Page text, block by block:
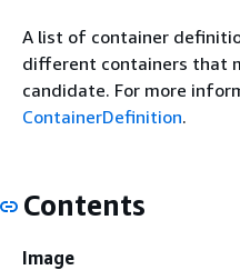
A list of container
different containers that
candidate. For more
ContainerDefinition.
Contents
Image